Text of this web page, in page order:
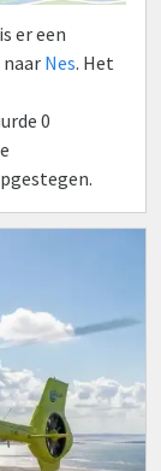
er een
naar Nes. Het
0